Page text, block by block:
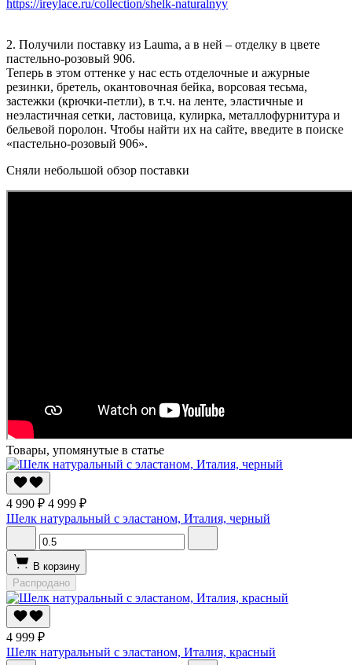
https://ireylace.ru/collection/shelk-naturalnyy
2. Получили поставку из Lauma, а в ней – отделку в цвете
пастельно-розовый 906.
Теперь в этом оттенке у нас есть отделочные и ажурные
резинки, бретель, окантовочная бейка, ворсовая тесьма,
застежки (крючки-петли), в т.ч. на ленте, эластичные и
неэластичная сетки, ластовица, кулирка, металлофурнитура и
бельевой поролон. Чтобы найти их на сайте, введите в поиске
«пастельно-розовый 906».
Сняли небольшой обзор поставки
Товары, упомянутые в статье
4 990 ₽ 4 999 ₽
Шелк натуральный с эластаном, Италия, черный
В корзину
Распродано
4 999 ₽
Шелк натуральный с эластаном, Италия, красный